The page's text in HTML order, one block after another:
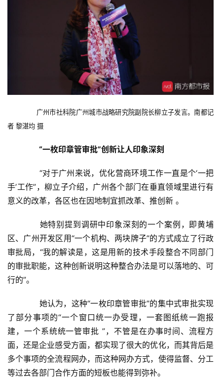
广州市社科院广州城市战略研究院副院长柳立子发言。南都记
者 黎湛均 摄
“一枚印章管审批”创新让人印象深刻
“对于广州来说，优化营商环境工作一直是个‘一把
手’工作”，柳立子介绍，广州各个部门在垂直领域里进行有
意义的改革，各区也在因地制宜抓改革、推创新 。
她特别提到调研中印象深刻的一个案例，即黄埔
区、广州开发区用“一个机构、两块牌子”的方式成立了行政
审批局，“我的解读是，这是用新的技术手段整合不同部门
的审批职能，这种创新说明这种整合办法是可以落地的、可
行的”。
她认为，这种“一枚印章管审批”的集中式审批实现
了部分事项的“一个窗口统一办受理，一套图纸统一跑报
建，一个系统统一管审批 ”，不管是在办事时间、流程方
面，还是企业感受方面，都实现了很大的优化，而其背后是
多个事项的全流程网办，而这种网办方式，使得监督、分工
等过去各部门合作方面的短板也能得到弥补。